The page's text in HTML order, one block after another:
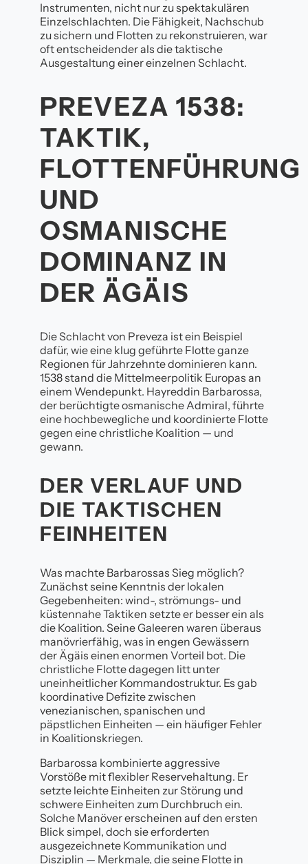
Instrumenten, nicht nur zu spektakulären
Einzelschlachten. Die Fähigkeit, Nachschub
zu sichern und Flotten zu rekonstruieren, war
oft entscheidender als die taktische
Ausgestaltung einer einzelnen Schlacht.
PREVEZA 1538:
TAKTIK,
FLOTTENFÜHRUNG
UND
OSMANISCHE
DOMINANZ IN
DER ÄGÄIS
Die Schlacht von Preveza ist ein Beispiel
dafür, wie eine klug geführte Flotte ganze
Regionen für Jahrzehnte dominieren kann.
1538 stand die Mittelmeerpolitik Europas an
einem Wendepunkt. Hayreddin Barbarossa,
der berüchtigte osmanische Admiral, führte
eine hochbewegliche und koordinierte Flotte
gegen eine christliche Koalition — und
gewann.
DER VERLAUF UND
DIE TAKTISCHEN
FEINHEITEN
Was machte Barbarossas Sieg möglich?
Zunächst seine Kenntnis der lokalen
Gegebenheiten: wind-, strömungs- und
küstennahe Taktiken setzte er besser ein als
die Koalition. Seine Galeeren waren überaus
manövrierfähig, was in engen Gewässern
der Ägäis einen enormen Vorteil bot. Die
christliche Flotte dagegen litt unter
uneinheitlicher Kommandostruktur. Es gab
koordinative Defizite zwischen
venezianischen, spanischen und
päpstlichen Einheiten — ein häufiger Fehler
in Koalitionskriegen.
Barbarossa kombinierte aggressive
Vorstöße mit flexibler Reservehaltung. Er
setzte leichte Einheiten zur Störung und
schwere Einheiten zum Durchbruch ein.
Solche Manöver erscheinen auf den ersten
Blick simpel, doch sie erforderten
ausgezeichnete Kommunikation und
Disziplin — Merkmale, die seine Flotte in